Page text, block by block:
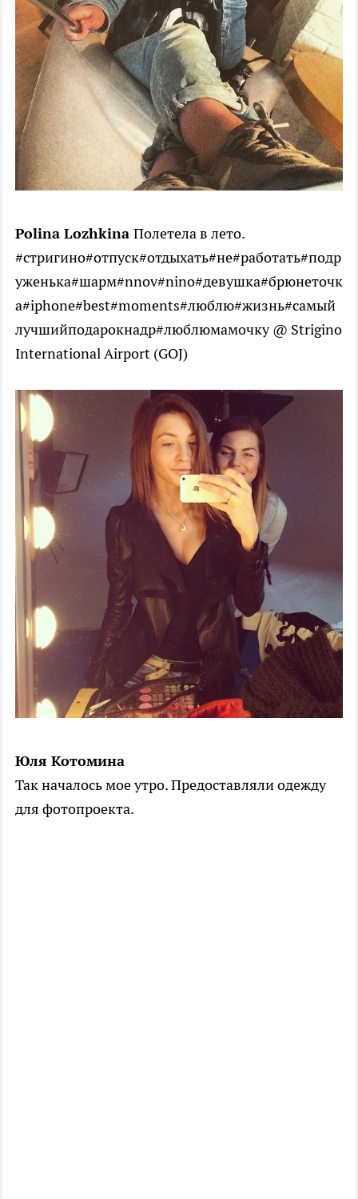
Polina Lozhkina Полетела в лето.
#стригино#отпуск#отдыхать#не#работать#подр
уженька#шарм#nnov#nino#девушка#брюнеточк
а#iphone#best#moments#люблю#жизнь#самый
лучшийподарокнадр#люблюмамочку @ Strigino
International Airport (GOJ)
Юля Котомина
Так началось мое утро. Предоставляли одежду
для фотопроекта.